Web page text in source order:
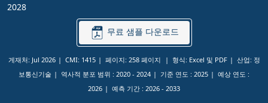
2028
무료 샘플 다운로드
게재처: Jul 2026 CMI: 1415 페이지: 258 페이지 형식: Excel 및 PDF
산업: 정
보통신기술
역사적 분포 범위 : 2020 - 2024 기준 연도 : 2025
예상 연도 :
2026
예측 기간 : 2026 - 2033